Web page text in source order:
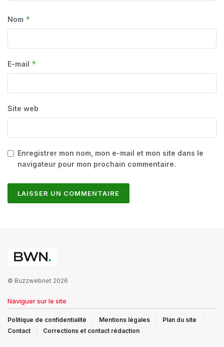
Nom *
E-mail *
Site web
Enregistrer mon nom, mon e-mail et mon site dans le
navigateur pour mon prochain commentaire.
© Buzzwebnet 2026
Naviguer sur le site
Politique de confidentialité Mentions légales
Plan du site
Contact
Corrections et contact rédaction